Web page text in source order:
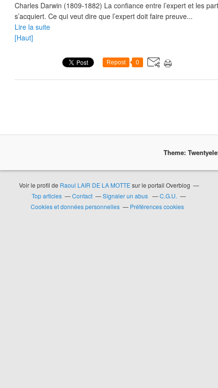
Charles Darwin (1809-1882) La confiance entre l’expert et les
s’acquiert. Ce qui veut dire que l’expert doit faire preuve...
Lire la suite
[Haut]
Repost 0
Theme:
Voir le profil de Raoul LAIR DE LA MOTTEsur le portail Overblog
Top articles
Contact Signaler un abus
C.G.U.
Cookies et données personnelles
Préférences cookies